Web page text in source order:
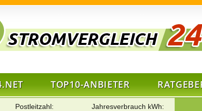
TOP10-ANBIETER
Postleitzahl: Jahresverbrauch kWh: